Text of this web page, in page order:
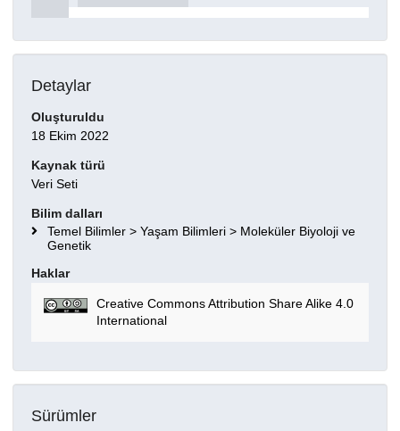
Detaylar
Oluşturuldu
18 Ekim 2022
Kaynak türü
Veri Seti
Bilim dalları
Temel Bilimler > Yaşam Bilimleri > Moleküler Biyoloji ve
Genetik
Haklar
Creative Commons Attribution Share Alike 4.0
International
Sürümler